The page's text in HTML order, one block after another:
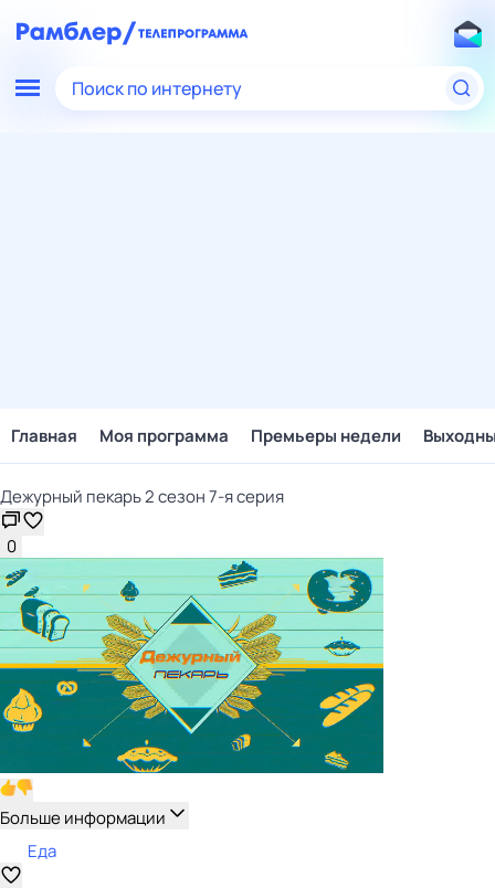
Поиск по интернету
Главная Моя программа Премьеры недели
Дежурный пекарь 2 сезон 7-я серия
0
Больше информации
Еда